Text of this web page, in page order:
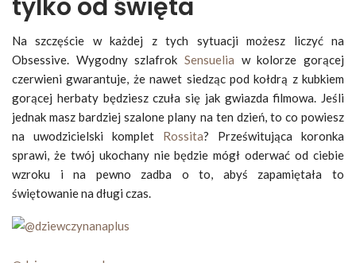
tylko od święta
Na szczęście w każdej z tych sytuacji możesz liczyć na
Obsessive. Wygodny szlafrok Sensuelia w kolorze gorącej
czerwieni gwarantuje, że nawet siedząc pod kołdrą z kubkiem
gorącej herbaty będziesz czuła się jak gwiazda filmowa. Jeśli
jednak masz bardziej szalone plany na ten dzień, to co powiesz
na uwodzicielski komplet Rossita? Prześwitująca koronka
sprawi, że twój ukochany nie będzie mógł oderwać od ciebie
wzroku i na pewno zadba o to, abyś zapamiętała to
świętowanie na długi czas.